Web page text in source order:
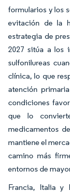
formularios y los
evitación de la
estrategia de
2027 sitúa a los
sulfonilureas
clínica, lo que
atención
condiciones
que lo
medicamentos
mantiene el
camino más
entornos de
Francia, Italia y